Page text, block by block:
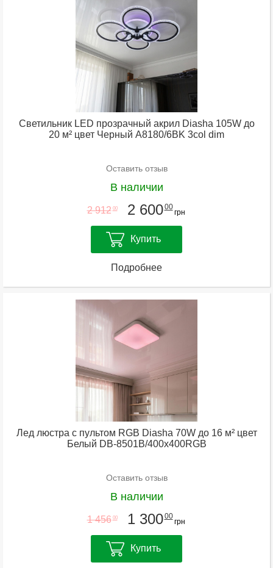
Светильник LED прозрачный акрил Diasha 105W до
20 м² цвет Чeрный A8180/6BK 3col dim
Оставить отзыв
В наличии
2 912 00 2 60000
грн
Купить
Подробнее
Лед люстра с пультом RGB Diasha 70W до 16 м² цвет
Белый DB-8501B/400x400RGB
Оставить отзыв
В наличии
1 456 00 1 30000
грн
Купить